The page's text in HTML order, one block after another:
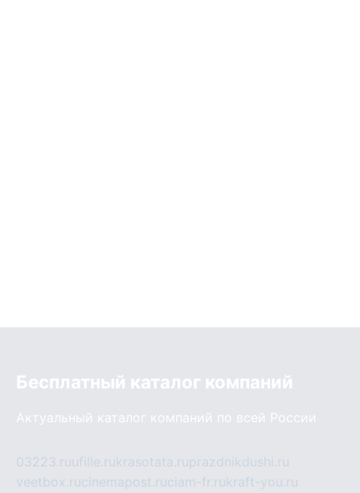
Бесплатный каталог компаний
Актуальный каталог компаний по всей России
03223.ruufille.rukrasotata.ruprazdnikdushi.ru
veetbox.rucinemapost.ruciam-fr.rukraft-you.ru